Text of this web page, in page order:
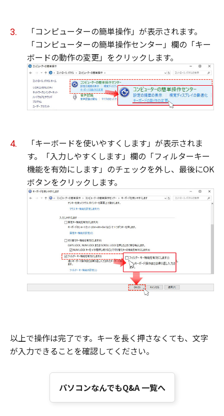
「コンピューターの簡単操作」が表示されます。
「コンピューターの簡単操作センター」欄の「キー
ボードの動作の変更」をクリックします。
「キーボードを使いやすくします」が表示されま
す。「入力しやすくします」欄の「フィルターキー
機能を有効にします」のチェックを外し、最後にOK
ボタンをクリックします。
以上で操作は完了です。キーを長く押さなくても、文字
が入力できることを確認してください。
パソコンなんでもQ&A 一覧へ